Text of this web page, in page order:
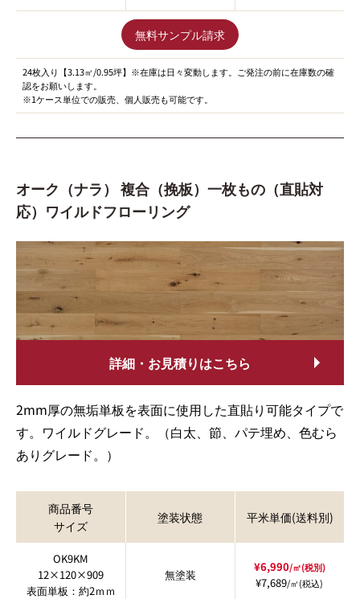
無料サンプル請求
24枚入り【3.13㎡/0.95坪】※在庫は日々変動します。ご発注の前に在庫数の確
認をお願いします。
※1ケース単位での販売、個人販売も可能です。
オーク（ナラ） 複合（挽板）一枚もの（直貼対
応）ワイルドフローリング
詳細・お見積りはこちら
2mm厚の無垢単板を表面に使用した直貼り可能タイプで
す。ワイルドグレード。（白太、節、パテ埋め、色むら
ありグレード。）
商品番号
サイズ
塗装状態 平米単価(送料別)
OK9KM
12×120×909
表面単板：約2ｍｍ
無塗装
¥6,990/㎡(税別)
¥7,689/㎡(税込)